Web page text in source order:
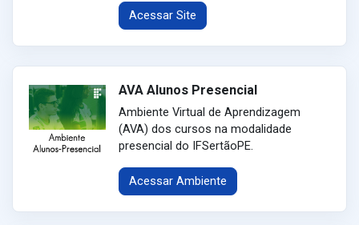
Acessar Site
AVA Alunos Presencial
Ambiente Virtual de Aprendizagem
(AVA) dos cursos na modalidade
presencial do IFSertãoPE.
Acessar Ambiente